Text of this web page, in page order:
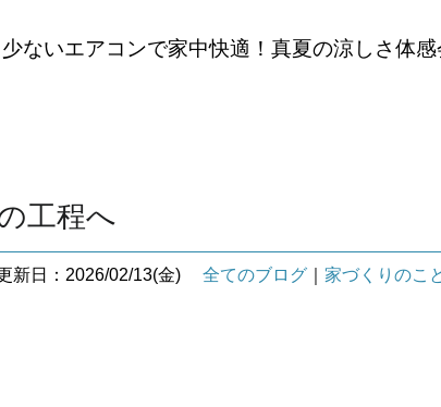
少ないエアコンで家中快適！真夏の涼しさ体感
工程へ
新日：2026/02/13(金) 全てのブログ
家づくりのこ